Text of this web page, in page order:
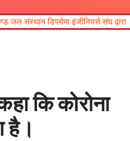
संघ द्वारा बैठक आयोजित की गई।
कि कोरोना
है।